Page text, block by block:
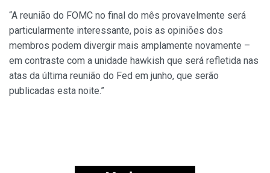
“A reunião do FOMC no final do mês provavelmente será
particularmente interessante, pois as opiniões dos
membros podem divergir mais amplamente novamente –
em contraste com a unidade hawkish que será refletida nas
atas da última reunião do Fed em junho, que serão
publicadas esta noite.”